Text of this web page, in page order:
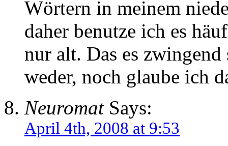
Wörtern in meinem
daher benutze ich es
nur alt. Das es
weder, noch glaube ich
NeuromatSays:
April 4th, 2008 at 9:53